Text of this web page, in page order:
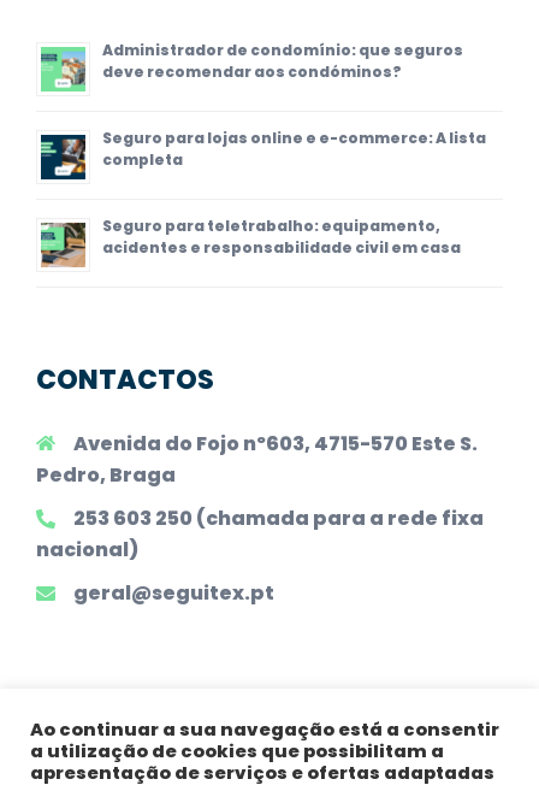
Administrador de condomínio: que seguros
deve recomendar aos condóminos?
Seguro para lojas online e e-commerce: A lista
completa
Seguro para teletrabalho: equipamento,
acidentes e responsabilidade civil em casa
CONTACTOS
Avenida do Fojo nº603, 4715-570 Este S.
Pedro, Braga
253 603 250 (chamada para a rede fixa
nacional)
geral@seguitex.pt
Todos os Direitos Reservados |Declaração
Ao continuar a sua navegação está a consentir
a utilização de cookies que possibilitam a
apresentação de serviços e ofertas adaptadas